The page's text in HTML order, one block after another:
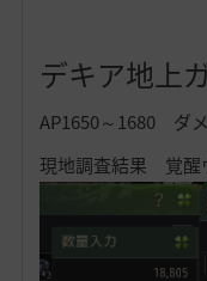
デキア地上
AP1650～1680 ダ
現地調査結果 覚醒